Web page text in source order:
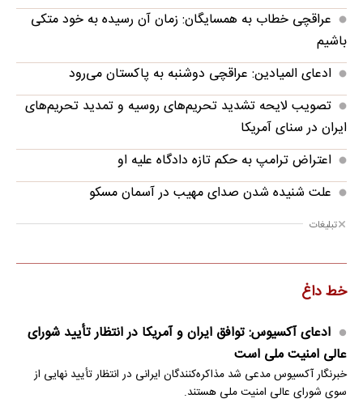
عراقچی خطاب به همسایگان: زمان آن رسیده به خود متکی
باشیم
ادعای المیادین: عراقچی دوشنبه به پاکستان می‌رود
تصویب لایحه تشدید تحریم‌های روسیه و تمدید تحریم‌های
ایران در سنای آمریکا
اعتراض ترامپ به حکم تازه دادگاه علیه او
علت شنیده شدن صدای مهیب در آسمان مسکو
تبلیغات
خط داغ
ادعای آکسیوس: توافق ایران و آمریکا در انتظار تأیید شورای
عالی امنیت ملی است
خبرنگار آکسیوس مدعی شد مذاکره‌کنندگان ایرانی در انتظار تأیید نهایی از
سوی شورای عالی امنیت ملی هستند.